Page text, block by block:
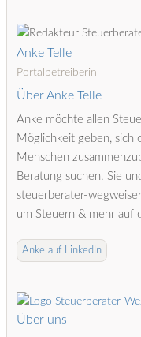
Anke Telle
Portalbetreiberin
Über Anke Telle
Anke möchte allen
Möglichkeit geben, sich
Menschen
Beratung suchen. Sie
steuerberater-
um Steuern & mehr auf
Anke auf LinkedIn
Über uns